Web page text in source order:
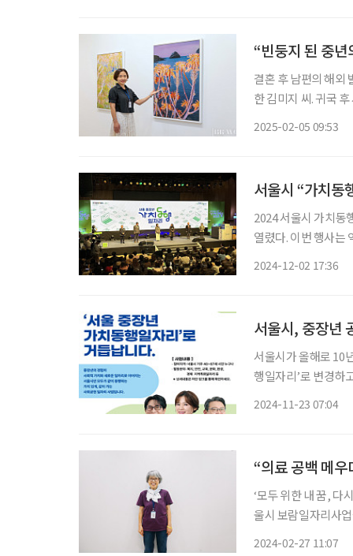
“빈둥지 된 중
결혼 후 남편의 해외
한 김미지 씨. 귀국
2025-02-05 09:53
서울시 “가치동
2024 서울시 가치동
열렸다. 이번 행사는
2024-12-02 17:36
서울시, 중장년
서울시가 올해로 10
행일자리’로 변경하고, 관련 사업에
2024-11-23 07:04
“의료 공백 메
‘모두 위한 내 꿈, 다시 뛰는 4050’ 캠페인 ‘브
울시 보람일자리사업을 통해 인생
2024-02-27 11:07